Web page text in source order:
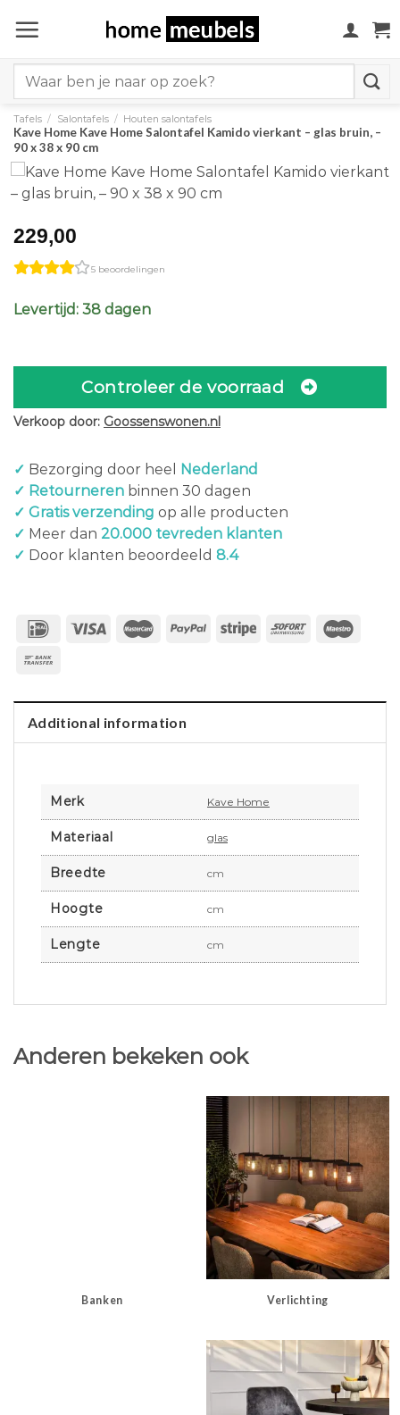
naar
for:
Tafels / Salontafels / Houten salontafels
Kave Home Kave Home Salontafel Kamido vierkant – glas bruin, –
90 x 38 x 90 cm
229,00
5 beoordelingen
Levertijd: 38 dagen
Controleer de voorraad
Verkoop door: Goossenswonen.nl
✓ Bezorging door heel
Nederland
✓ Retourneren binnen 30 dagen
✓ Gratis verzending op alle producten
✓ Meer dan 20.000 tevreden klanten
✓ Door klanten beoordeeld 8.4
Additional information
Merk Kave Home
Materiaal glas
Breedte cm
Hoogte cm
Lengte cm
Anderen bekeken ook
Banken Verlichting